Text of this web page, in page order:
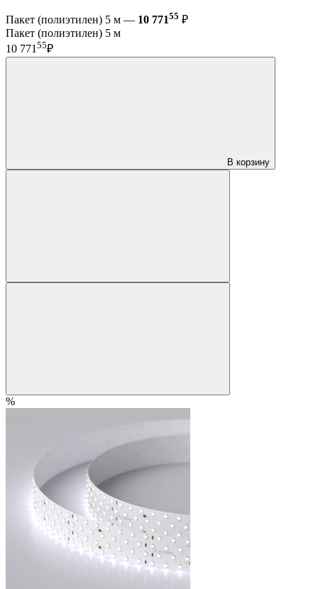
Пакет (полиэтилен) 5 м — 10 77155 ₽
Пакет (полиэтилен) 5 м
10 77155₽
В корзину
%